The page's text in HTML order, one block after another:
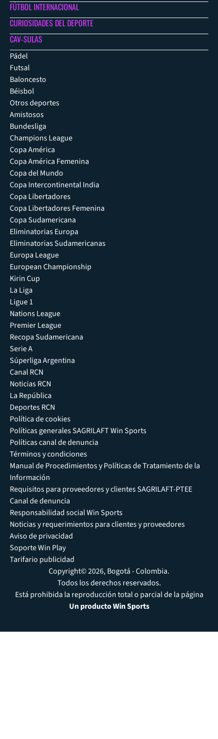
FÚTBOL INTERNACIONAL
CURIOSIDADES DEL DEPORTE
CAV-SULAS
Pádel
Futsal
Baloncesto
Béisbol
Otros deportes
Amistosos
Bundesliga
Champions League
Copa América
Copa América Femenina
Copa del Mundo
Copa Intercontinental India
Copa Libertadores
Copa Libertadores Femenina
Copa Sudamericana
Eliminatorias Europa
Eliminatorias Sudamericanas
Europa League
European Championship
Kirin Cup
La Liga
Ligue 1
Nations League
Premier League
Recopa Sudamericana
Serie A
Súperliga Argentina
Canal RCN
Noticias RCN
La República
Deportes RCN
Política de cookies
Políticas generales SAGRILAFT Win Sports
Políticas canal de denuncia
Términos y condiciones
Manual de Procedimientos y Políticas de Tratamiento de la
Información
Requisitos para proveedores y clientes SAGRILAFT-PTEE
Canal de denuncia
Responsabilidad social Win Sports
Noticias y requerimientos para clientes y proveedores
Aviso de privacidad
Soporte Win Play
Tarifario publicidad
Copyright© 2026, Bogotá - Colombia.
Todos los derechos reservados.
Está prohibida la reproducción total o parcial de la página
Un producto Win Sports